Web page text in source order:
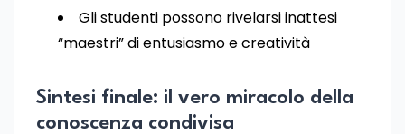
Gli studenti possono rivelarsi inattesi
“maestri” di entusiasmo e creatività
Sintesi finale: il vero miracolo della
conoscenza condivisa